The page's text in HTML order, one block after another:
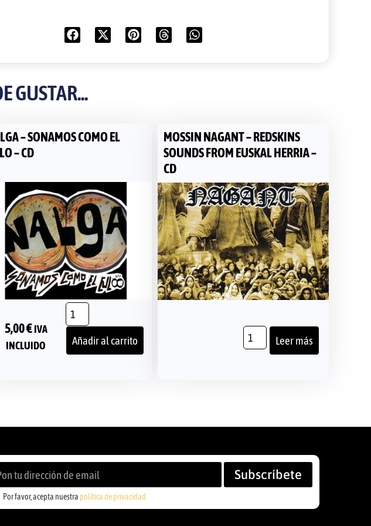
GUSTAR...
– SONAMOS COMO EL
– CD
5,00€IVA
INCLUIDO
Añadir al carrito
MOSSIN NAGANT – REDSKINS
SOUNDS FROM EUSKAL HERRIA –
CD
Leer más
Por favor, acepta nuestra política de privacidad
Subscríbete